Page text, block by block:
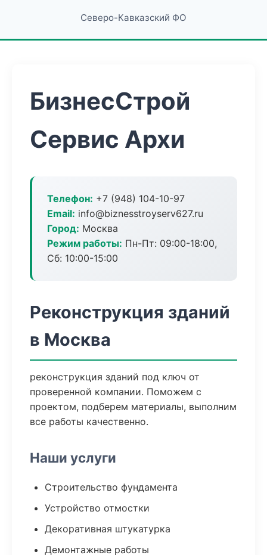
Северо-Кавказский ФО
БизнесСтрой
Сервис Архи
Телефон: +7 (948) 104-10-97
Email: info@biznesstroyserv627.ru
Город: Москва
Режим работы: Пн-Пт: 09:00-18:00,
Сб: 10:00-15:00
Реконструкция зданий
в Москва
реконструкция зданий под ключ от
проверенной компании. Поможем с
проектом, подберем материалы, выполним
все работы качественно.
Наши услуги
Строительство фундамента
Устройство отмостки
Декоративная штукатурка
Демонтажные работы